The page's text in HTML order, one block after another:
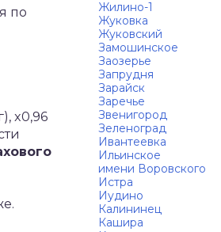
по
x0,96
Жилино-1
Жуковка
Жуковский
Замошинское
Заозерье
Запрудня
Зарайск
Заречье
Звенигород
Зеленоград
Ивантеевка
Ильинское
имени Воровского
Истра
Иудино
Калининец
Кашира